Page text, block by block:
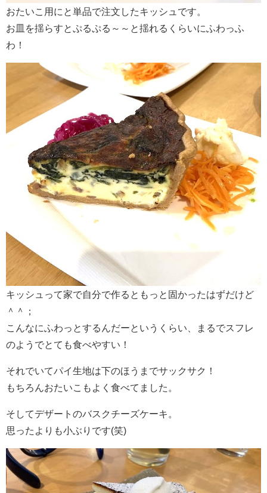
おたいこ用にと単品で注文したキッシュです。
お皿を揺らすとぷるぷる～～と揺れるくらいにふわっふ
わ！
キッシュって家で自分で作るともっと固かったはずだけど
＾＾；
こんなにふわっとするんだーというくらい、まるでスフレ
のようでとても食べやすい！
それでいてパイ生地は下のほうまでサックサク！
もちろんおたいこもよく食べてました。
そしてデザートのバスクチーズケーキ。
思ったよりも小ぶりです(笑)